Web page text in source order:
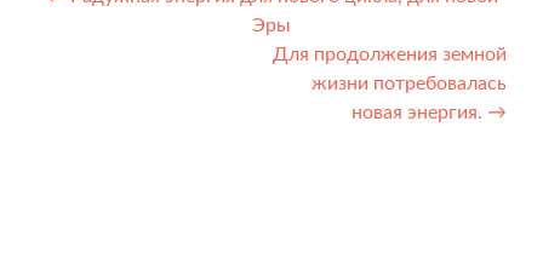
Эры
Для продолжения земной
жизни потребовалась
новая энергия. →